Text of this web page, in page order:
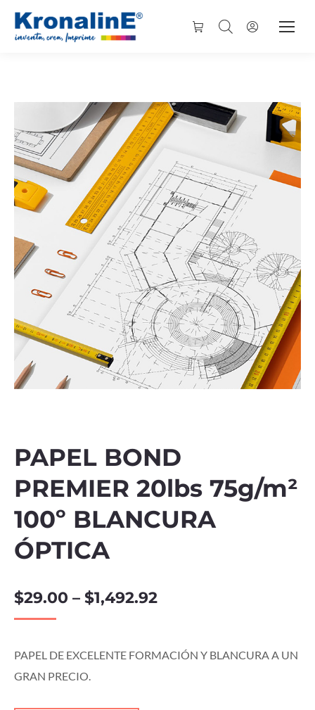
PAPEL BOND
PREMIER 20lbs 75g/m²
100º BLANCURA
ÓPTICA
$29.00 – $1,492.92
PAPEL DE EXCELENTE FORMACIÓN Y BLANCURA A UN
GRAN PRECIO.